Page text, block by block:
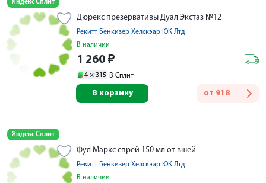
Яндекс Сплит
Дюрекс презервативы Дуал Экстаз №12
Рекитт Бенкизер Хелскэар ЮК Лтд
В наличии
1 260 ₽
4 × 315 В Сплит
от 918
В корзину
Яндекс Сплит
Фул Маркс спрей 150 мл от вшей
Рекитт Бенкизер Хелскэар ЮК Лтд
В наличии